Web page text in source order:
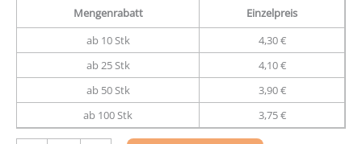
Mengenrabatt
Einzelpreis
ab 10 Stk
4,30 €
ab 25 Stk
4,10 €
ab 50 Stk
3,90 €
ab 100 Stk
3,75 €